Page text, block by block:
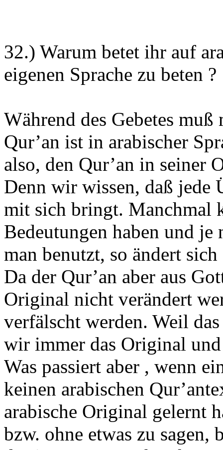
32.) Warum betet ihr auf
eigenen Sprache zu beten ?
Während des Gebetes
Qur’an ist in arabischer
also, den Qur’an in seiner
Denn wir wissen, daß jede
mit sich bringt. Manchmal
Bedeutungen haben und je
man benutzt, so ändert
Da der Qur’an aber aus
Original nicht verändert
verfälscht werden. Weil
wir immer das Original und
Was passiert aber , wenn
keinen arabischen
arabische Original gelernt
bzw. ohne etwas zu sagen,